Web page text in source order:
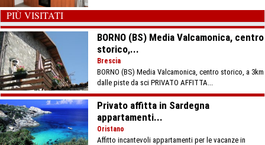
PIÙ VISITATI
BORNO (BS) Media Valcamonica, centro
storico,...
Brescia
BORNO (BS) Media Valcamonica, centro storico, a 3km
dalle piste da sci PRIVATO AFFITTA...
Privato affitta in Sardegna
appartamenti...
Oristano
Affitto incantevoli appartamenti per le vacanze in